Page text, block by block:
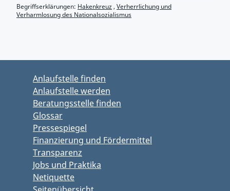
Begriffserklärungen: Hakenkreuz, Verherrlichung und
Verharmlosung des Nationalsozialismus
Anlaufstelle finden
Anlaufstelle werden
Beratungsstelle finden
Glossar
Pressespiegel
Finanzierung und Fördermittel
Transparenz
Jobs und Praktika
Netiquette